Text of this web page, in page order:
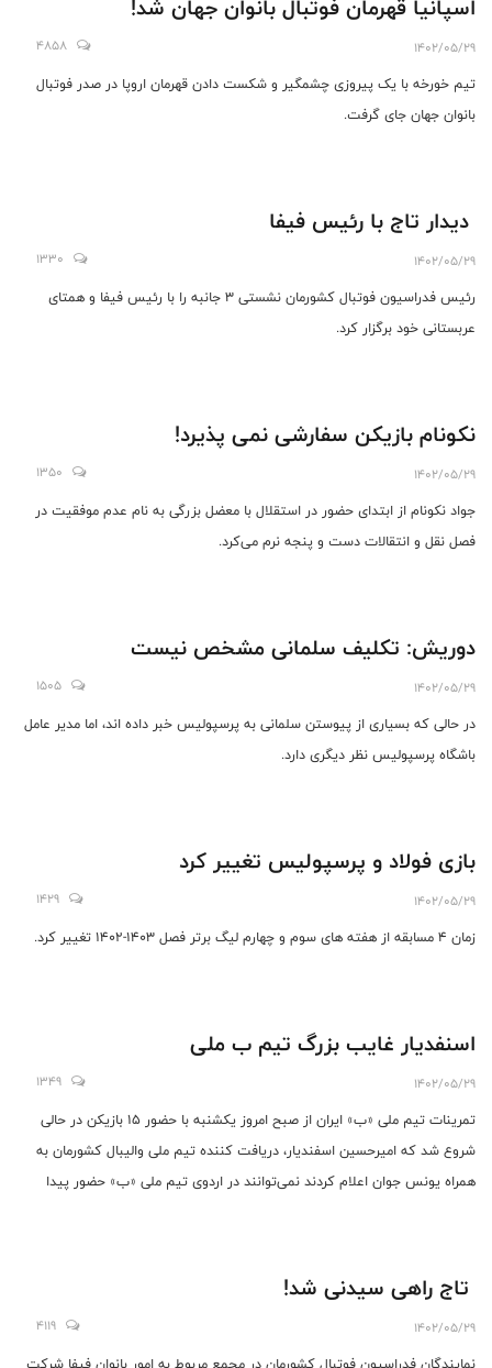
اسپانیا قهرمان فوتبال بانوان جهان شد!
1402/05/29
4858
تیم خورخه با یک پیروزی چشمگیر و شکست دادن قهرمان اروپا در صدر فوتبال
بانوان جهان جای گرفت.
دیدار تاج با رئیس فیفا
1402/05/29
1330
رئیس فدراسیون فوتبال کشورمان نشستی 3 جانبه را با رئیس فیفا و همتای
عربستانی خود برگزار کرد.
نکونام بازیکن سفارشی نمی پذیرد!
1402/05/29
1350
جواد نکونام از ابتدای حضور در استقلال با معضل بزرگی به نام عدم موفقیت در
فصل نقل و انتقالات دست و پنجه نرم می‌کرد.
دوریش: تکلیف سلمانی مشخص نیست
1402/05/29
1505
در حالی که بسیاری از پیوستن سلمانی به پرسپولیس خبر داده اند، اما مدیر عامل
باشگاه پرسپولیس نظر دیگری دارد.
بازی فولاد و پرسپولیس تغییر کرد
1402/05/29
1429
زمان ۴ مسابقه از هفته های سوم و چهارم لیگ برتر فصل ۱۴۰۳-۱۴۰۲ تغییر کرد.
اسنفدیار غایب بزرگ تیم ب ملی
1402/05/29
1349
تمرینات تیم ملی «ب» ایران از صبح امروز یکشنبه با حضور ۱۵ بازیکن در حالی
شروع شد که امیرحسین اسفندیار، دریافت کننده تیم ملی والیبال کشورمان به
همراه یونس جوان اعلام کردند نمی‌توانند در اردوی تیم ملی «ب» حضور پیدا
تاج راهی سیدنی شد!
1402/05/29
4119